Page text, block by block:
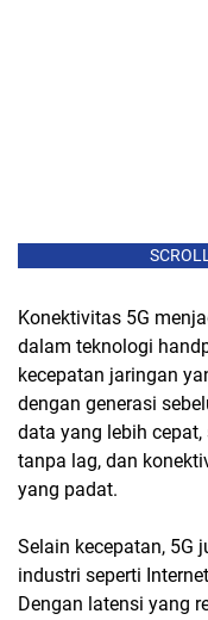
Konektivitas 5G
dalam teknologi
kecepatan jaringan
dengan generasi
data yang lebih
tanpa lag, dan
yang padat.
Selain kecepatan, 5G
industri seperti
Dengan latensi yang